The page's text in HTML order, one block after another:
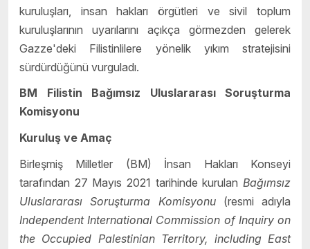
kuruluşları, insan hakları örgütleri ve sivil toplum
kuruluşlarının uyarılarını açıkça görmezden gelerek
Gazze'deki Filistinlilere yönelik yıkım stratejisini
sürdürdüğünü vurguladı.
BM Filistin Bağımsız Uluslararası Soruşturma
Komisyonu
Kuruluş ve Amaç
Birleşmiş Milletler (BM) İnsan Hakları Konseyi
tarafından 27 Mayıs 2021 tarihinde kurulan Bağımsız
Uluslararası Soruşturma Komisyonu(resmi adıyla
Independent International Commission of Inquiry on
the Occupied Palestinian Territory, including East